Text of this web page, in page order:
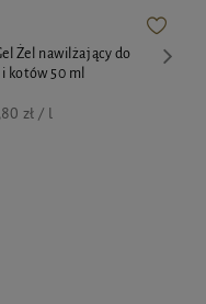
Żel nawilżający do
kotów 50 ml
zł / l